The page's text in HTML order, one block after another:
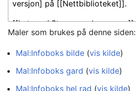
Maler som brukes på denne siden:
Mal:Infoboks bilde (vis kilde)
Mal:Infoboks gard (vis kilde)
Mal:Infoboks hel rad (vis kilde)